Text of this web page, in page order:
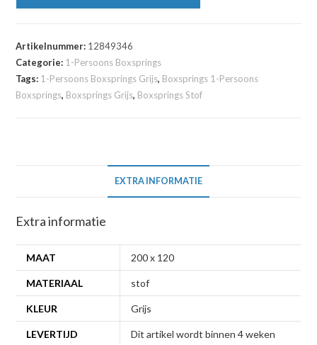
Artikelnummer: 12849346
Categorie: 1-Persoons Boxsprings
Tags: 1-Persoons Boxsprings Grijs, Boxsprings 1-Persoons
Boxsprings, Boxsprings Grijs, Boxsprings Stof
EXTRA INFORMATIE
Extra informatie
MAAT 200 x 120
MATERIAAL stof
KLEUR Grijs
LEVERTIJD
Dit artikel wordt binnen 4 weken